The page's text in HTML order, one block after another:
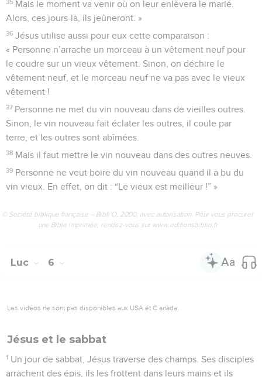
35 Mais le moment va venir où on leur enlèvera le marié.
Alors, ces jours-là, ils jeûneront. »
36 Jésus utilise aussi pour eux cette comparaison :
« Personne n’arrache un morceau à un vêtement neuf pour
le coudre sur un vieux vêtement. Sinon, on déchire le
vêtement neuf, et le morceau neuf ne va pas avec le vieux
vêtement !
37 Personne ne met du vin nouveau dans de vieilles outres.
Sinon, le vin nouveau fait éclater les outres, il coule par
terre, et les outres sont abîmées.
38 Mais il faut mettre le vin nouveau dans des outres neuves.
39 Personne ne veut boire du vin nouveau quand il a bu du
vin vieux. En effet, on dit : “Le vieux est meilleur !” »
© Société biblique française – Bibli’O, 2000, avec autorisation. Pour vous procurer
une Bible imprimée, rendez-vous sur www.editionsbiblio.fr
Luc 6
Les vidéos ne sont pas disponibles aux USA et C anada.
Jésus et le sabbat
1 Un jour de sabbat, Jésus traverse des champs. Ses disciples
arrachent des épis, ils les frottent dans leurs mains et ils